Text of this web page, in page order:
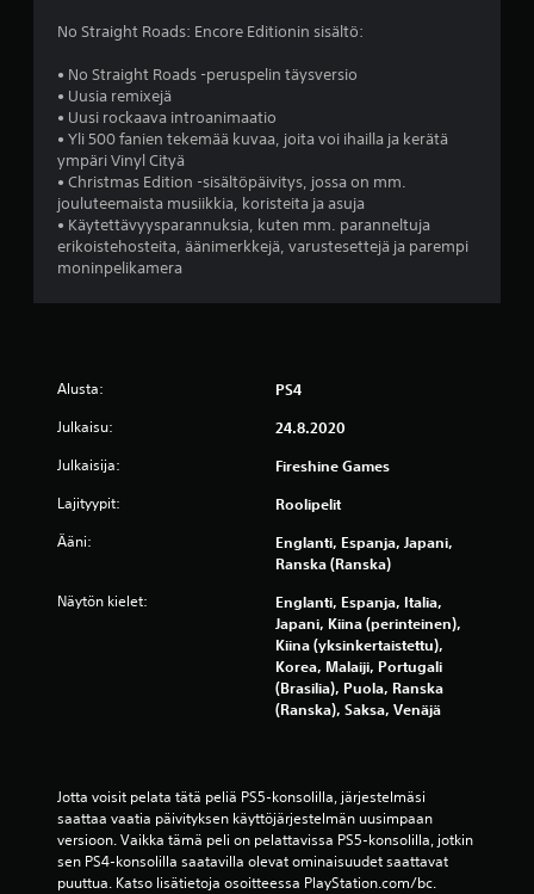
r
t
)
No Straight Roads: Encore Editionin sisältö:
• No Straight Roads -peruspelin täysversio
• Uusia remixejä
• Uusi rockaava introanimaatio
• Yli 500 fanien tekemää kuvaa, joita voi ihailla ja kerätä
ympäri Vinyl Cityä
• Christmas Edition -sisältöpäivitys, jossa on mm.
jouluteemaista musiikkia, koristeita ja asuja
• Käytettävyysparannuksia, kuten mm. paranneltuja
erikoistehosteita, äänimerkkejä, varustesettejä ja parempi
moninpelikamera
Alusta: PS4
Julkaisu: 24.8.2020
Julkaisija: Fireshine Games
Lajityypit: Roolipelit
Ääni:
Englanti, Espanja, Japani,
Ranska (Ranska)
Näytön kielet:
Englanti, Espanja, Italia,
Japani, Kiina (perinteinen),
Kiina (yksinkertaistettu),
Korea, Malaiji, Portugali
(Brasilia), Puola, Ranska
(Ranska), Saksa, Venäjä
Jotta voisit pelata tätä peliä PS5-konsolilla, järjestelmäsi
saattaa vaatia päivityksen käyttöjärjestelmän uusimpaan
versioon. Vaikka tämä peli on pelattavissa PS5-konsolilla, jotkin
sen PS4-konsolilla saatavilla olevat ominaisuudet saattavat
puuttua. Katso lisätietoja osoitteessa PlayStation.com/bc.